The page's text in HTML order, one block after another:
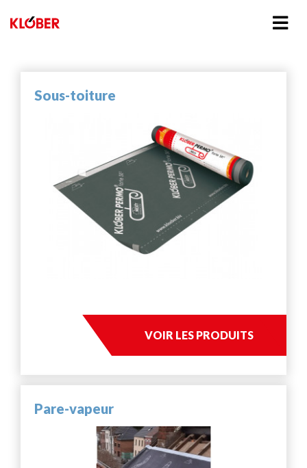
Sous-toiture
VOIR LES PRODUITS
Pare-vapeur